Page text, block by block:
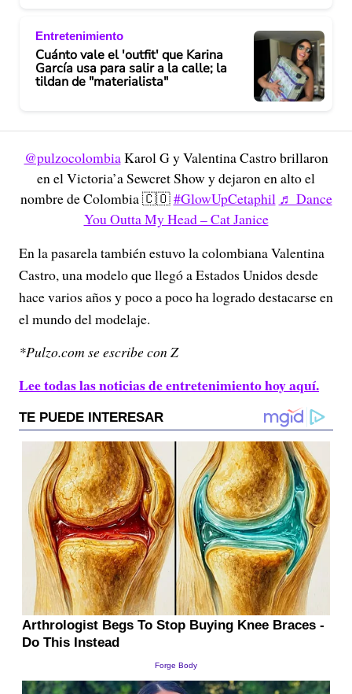
Entretenimiento
Cuánto vale el 'outfit' que Karina
García usa para salir a la calle; la
tildan de "materialista"
@pulzocolombiaKarol G y Valentina Castro brillaron
en el Victoria’a Sewcret Show y dejaron en alto el
nombre de Colombia 🇨🇴#GlowUpCetaphil ♬ Dance
You Outta My Head – Cat Janice
En la pasarela también estuvo la colombiana Valentina
Castro, una modelo que llegó a Estados Unidos desde
hace varios años y poco a poco ha logrado destacarse en
el mundo del modelaje.
*Pulzo.com se escribe con Z
Lee todas las noticias de entretenimiento hoy aquí.